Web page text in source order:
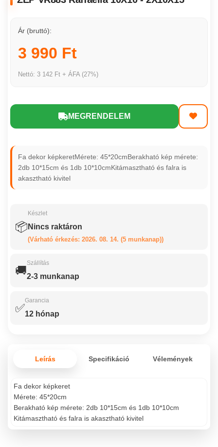
Ár (bruttó):
3 990 Ft
Nettó: 3 142 Ft + ÁFA (27%)
MEGRENDELEM
Fa dekor képkeretMérete: 45*20cmBerakható kép mérete:
2db 10*15cm és 1db 10*10cmKitámasztható és falra is
akasztható kivitel
📦
Készlet
Nincs raktáron
(Várható érkezés: 2026. 08. 14. (5 munkanap))
🚚
Szállítás
2-3 munkanap
✅
Garancia
12 hónap
Leírás Specifikáció Vélemények
Fa dekor képkeret
Mérete: 45*20cm
Berakható kép mérete: 2db 10*15cm és 1db 10*10cm
Kitámasztható és falra is akasztható kivitel